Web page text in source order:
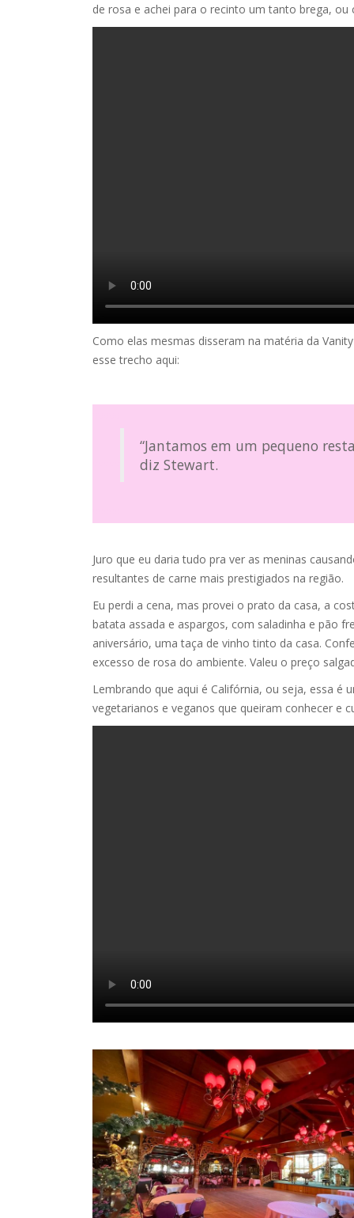
de rosa e achei para o recinto um tanto brega,
Como elas mesmas disseram na matéria da
esse trecho aqui:
“Jantamos em um pequeno
diz Stewart.
Juro que eu daria tudo pra ver as meninas
resultantes de carne mais prestigiados na região.
Eu perdi a cena, mas provei o prato da casa, a
batata assada e aspargos, com saladinha e pão
aniversário, uma taça de vinho tinto da casa.
excesso de rosa do ambiente. Valeu o preço
Lembrando que aqui é Califórnia, ou seja, essa
vegetarianos e veganos que queiram conhecer e